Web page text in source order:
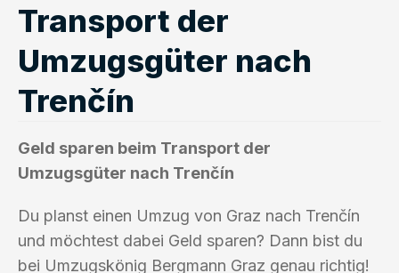
Transport der
Umzugsgüter nach
Trenčín
Geld sparen beim Transport der
Umzugsgüter nach Trenčín
Du planst einen Umzug von Graz nach Trenčín
und möchtest dabei Geld sparen? Dann bist du
bei Umzugskönig Bergmann Graz genau richtig!